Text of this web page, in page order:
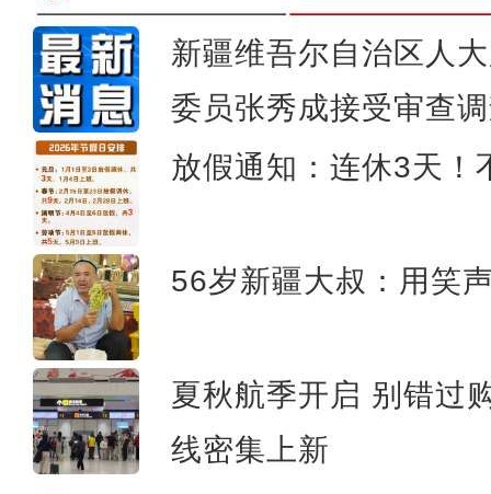
新疆维吾尔自治区人
委员张秀成接受审查
放假通知：连休3天！
56岁新疆大叔：用笑
夏秋航季开启 别错过
线密集上新
用脚步丈量国土 用身躯筑牢防线 他